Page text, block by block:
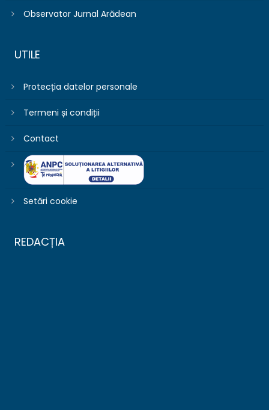
Observator Jurnal Arădean
UTILE
Protecția datelor personale
Termeni și condiții
Contact
Setări cookie
REDACȚIA